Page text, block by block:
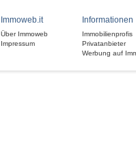
Immoweb.it
Über Immoweb
Impressum
Informationen
Immobilienprofis
Privatanbieter
Werbung auf